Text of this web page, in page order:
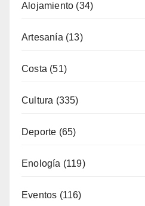
Alojamiento (34)
Artesanía(13)
Costa (51)
Cultura (335)
Deporte (65)
Enología (119)
Eventos (116)